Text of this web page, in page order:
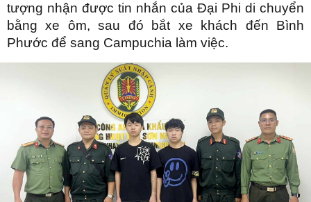
tượng nhận được tin nhắn của Đại Phi di chuyển
bằng xe ôm, sau đó bắt xe khách đến Bình
Phước để sang Campuchia làm việc.